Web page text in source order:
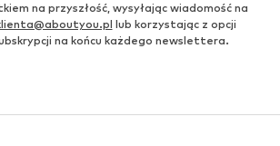
na przyszłość, wysyłając wiadomość na
lub korzystając z opcji
na końcu każdego newslettera.